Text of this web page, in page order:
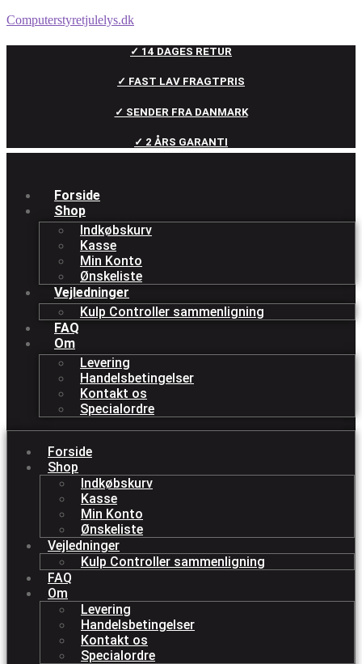
Computerstyretjulelys.dk
✓ 14 DAGES RETUR
✓ FAST LAV FRAGTPRIS
✓ SENDER FRA DANMARK
✓ 2 ÅRS GARANTI
Forside
Shop
Indkøbskurv
Kasse
Min Konto
Ønskeliste
Vejledninger
Kulp Controller sammenligning
FAQ
Om
Levering
Handelsbetingelser
Kontakt os
Specialordre
Forside
Shop
Indkøbskurv
Kasse
Min Konto
Ønskeliste
Vejledninger
Kulp Controller sammenligning
FAQ
Om
Levering
Handelsbetingelser
Kontakt os
Specialordre